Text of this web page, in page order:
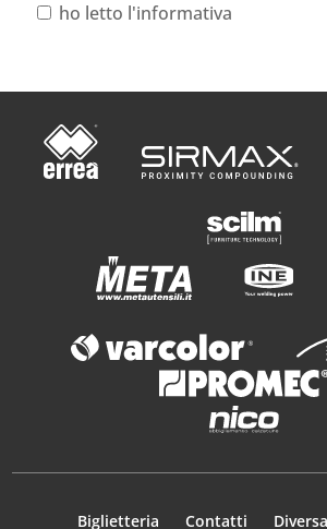
ho letto l'informativa
Biglietteria Contatti